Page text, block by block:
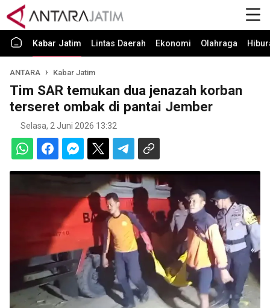
Kabar Jatim Lintas Daerah Ekonomi Olahraga
ANTARA Kabar Jatim
Tim SAR temukan dua jenazah korban
terseret ombak di pantai Jember
Selasa, 2 Juni 2026 13:32